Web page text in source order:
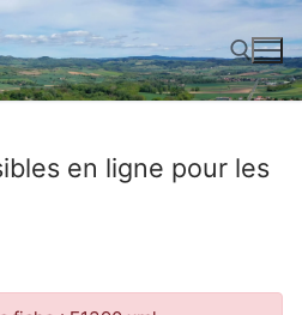
en ligne pour les